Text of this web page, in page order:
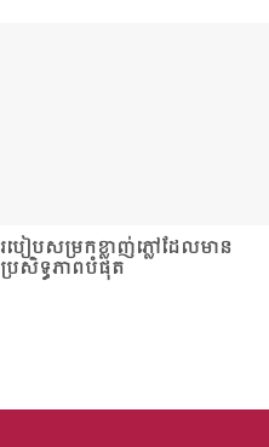
របៀបសម្រក​ខ្លាញ់ភ្លៅដែលមាន
ប្រសិទ្ធភាពបំផុត